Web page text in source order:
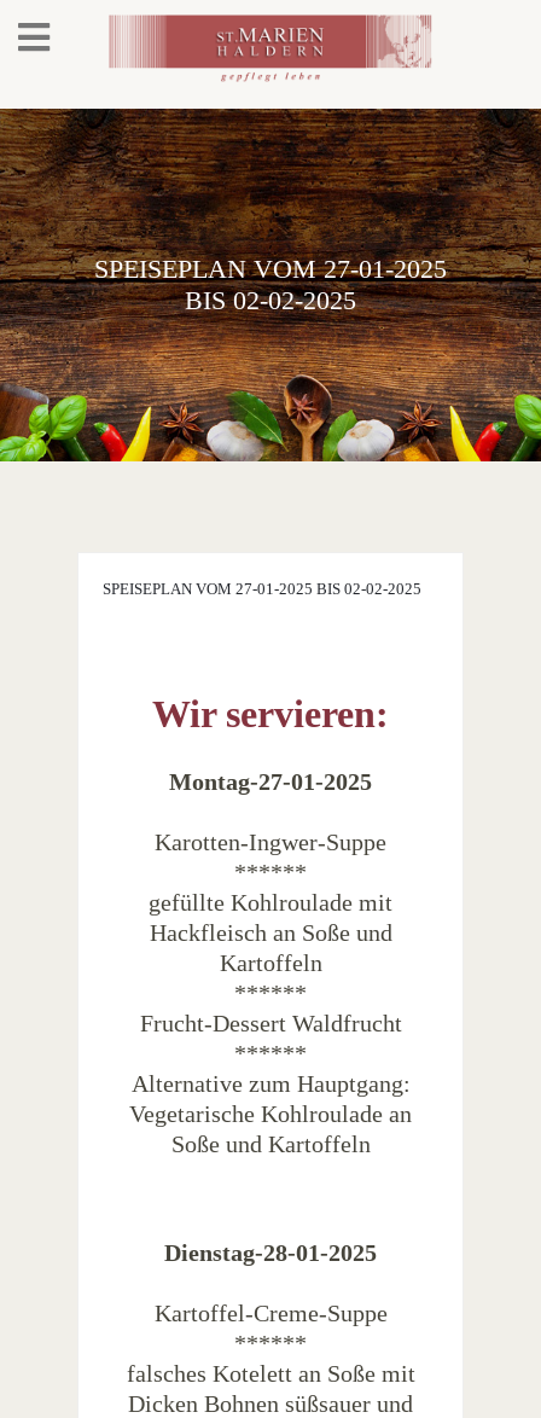
SPEISEPLAN VOM 27-01-2025
BIS 02-02-2025
SPEISEPLAN VOM 27-01-2025 BIS 02-02-2025
Wir servieren:
Montag-27-01-2025
Karotten-Ingwer-Suppe
******
gefüllte Kohlroulade mit
Hackfleisch an Soße und
Kartoffeln
******
Frucht-Dessert Waldfrucht
******
Alternative zum Hauptgang:
Vegetarische Kohlroulade an
Soße und Kartoffeln
Dienstag-28-01-2025
Kartoffel-Creme-Suppe
******
falsches Kotelett an Soße mit
Dicken Bohnen süßsauer und